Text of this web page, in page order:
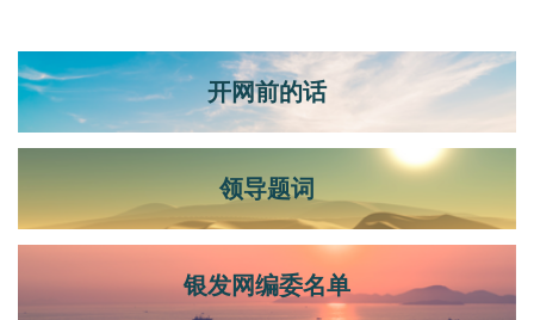
开网前的话
领导题词
银发网编委名单